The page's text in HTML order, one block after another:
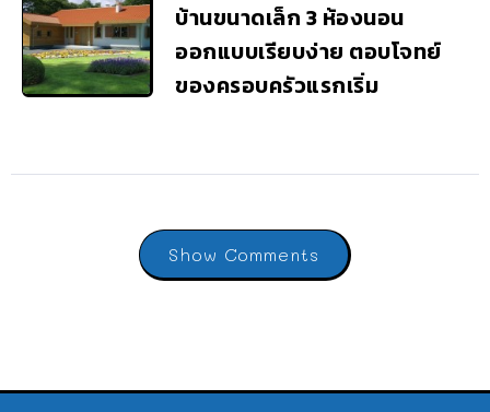
บ้านขนาดเล็ก 3 ห้องนอน
ออกแบบเรียบง่าย ตอบโจทย์
ของครอบครัวแรกเริ่ม
Show Comments